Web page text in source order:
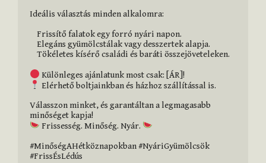
Ideális választás minden alkalomra:
Elérhető boltjainkban és házhoz szállítással is.
Válasszon minket, és garantáltan a legmagasabb
Frissesség. Minőség. Nyár.
#MinőségAHétköznapokban #NyáriGyümölcsök
#FrissÉsLédús